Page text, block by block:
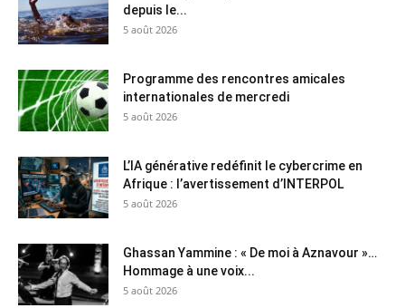
depuis le...
5 août 2026
Programme des rencontres amicales
internationales de mercredi
5 août 2026
L’IA générative redéfinit le cybercrime en
Afrique : l’avertissement d’INTERPOL
5 août 2026
Ghassan Yammine : « De moi à Aznavour »…
Hommage à une voix...
5 août 2026